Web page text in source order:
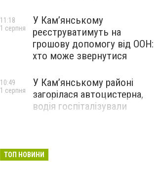
У Кам’янському
реєструватимуть на
грошову допомогу від ООН:
хто може звернутися
11:18
1 серпня
У Кам’янському районі
загорілася автоцистерна,
водія госпіталізували
10:49
1 серпня
ТОП НОВИНИ